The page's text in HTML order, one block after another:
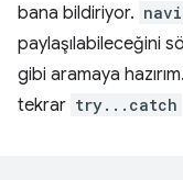
bana bildiriyor.
paylaşılabileceğini
gibi aramaya
tekrar try...catch